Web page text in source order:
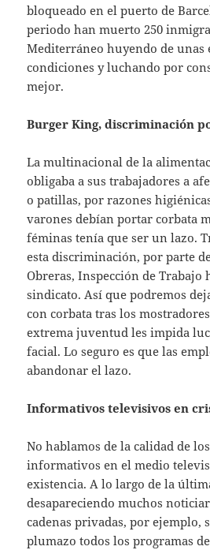
bloqueado en el puerto de
periodo han muerto 250
Mediterráneo huyendo de unas
condiciones y luchando por
mejor.
Burger King, discriminación
La multinacional de la
obligaba a sus trabajadores a
o patillas, por razones
varones debían portar corbata
féminas tenía que ser un lazo.
esta discriminación, por parte
Obreras, Inspección de Trabajo
sindicato. Así que podremos
con corbata tras los
extrema juventud les impida
facial. Lo seguro es que las
abandonar el lazo.
Informativos televisivos en
No hablamos de la calidad de
informativos en el medio
existencia. A lo largo de la
desapareciendo muchos
cadenas privadas, por ejemplo,
plumazo todos los programas